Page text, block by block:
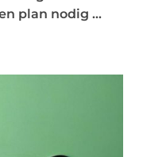
plan nodig ...